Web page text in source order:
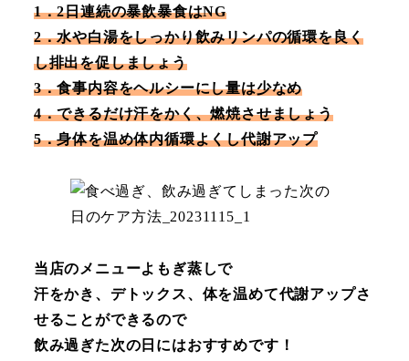
1．2日連続の暴飲暴食はNG
2．水や白湯をしっかり飲みリンパの循環を良く
し排出を促しましょう
3．食事内容をヘルシーにし量は少なめ
4．できるだけ汗をかく、燃焼させましょう
5．身体を温め体内循環よくし代謝アップ
当店のメニューよもぎ蒸しで
汗をかき、デトックス、体を温めて代謝アップさ
せることができるので
飲み過ぎた次の日にはおすすめです！